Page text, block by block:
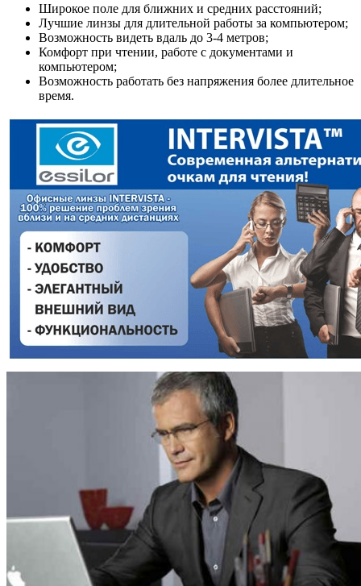
Широкое поле для ближних и средних расстояний;
Лучшие линзы для длительной работы за компьютером;
Возможность видеть вдаль до 3-4 метров;
Комфорт при чтении, работе с документами и
компьютером;
Возможность работать без напряжения более длительное
время.